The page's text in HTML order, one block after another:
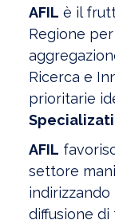
AFIL è il
Regione
Ricerca e
prioritarie
AFIL
settore
diffusione